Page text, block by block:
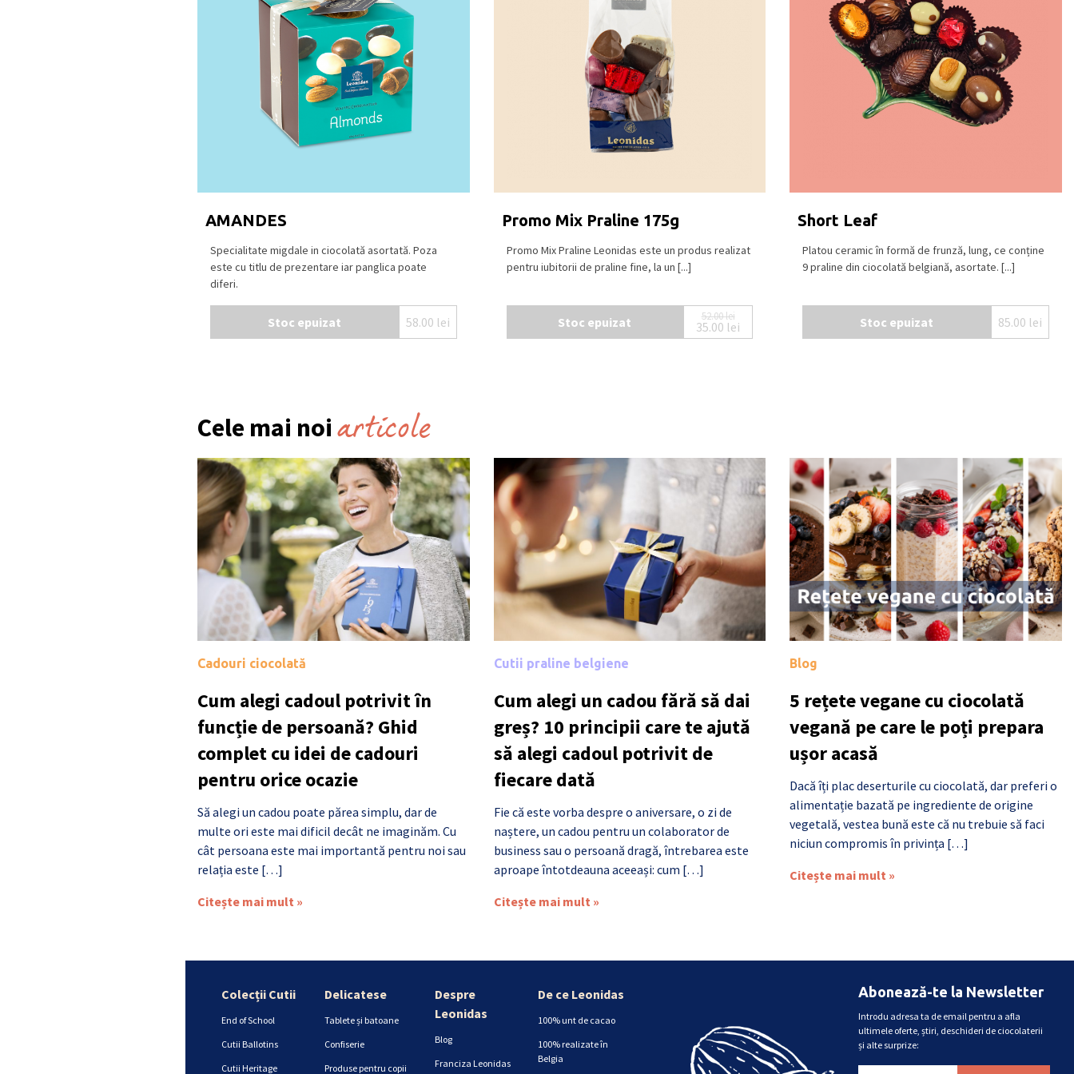
(min. 72% cacao), ciocolată cuLAPTE
Se păstrează la loc uscat și răcoros, la o temperatură între 15⁰C –
Produs în Belgia.
AMANDES
Specialitate migdale in ciocolată asortată. Poza
este cu titlu de prezentare iar panglica poate
diferi.
Stoc epuizat 58.00 lei
Promo Mix Praline 175g
Promo Mix Praline Leonidas este un produs realizat
pentru iubitorii de praline fine, la un [...]
Stoc epuizat 52.00lei
Prețul inițial a fost: 52.00 lei.
35.00 lei
Prețul curent este: 35.00 lei.
Short Leaf
Platou ceramic în formă de frunză, lung, ce conține
9 praline din ciocolată belgiană, asortate. [...]
Stoc epuizat 85.00 lei
Cele mai noi articole
Cadouri ciocolată
Cum alegi cadoul potrivit în
funcție de persoană? Ghid
complet cu idei de cadouri
pentru orice ocazie
Să alegi un cadou poate părea simplu, dar de
multe ori este mai dificil decât ne imaginăm. Cu
cât persoana este mai importantă pentru noi sau
relația este […]
Citește mai mult »
Cutii praline belgiene
Cum alegi un cadou fără să dai
greș? 10 principii care te ajută
să alegi cadoul potrivit de
fiecare dată
Fie că este vorba despre o aniversare, o zi de
naștere, un cadou pentru un colaborator de
business sau o persoană dragă, întrebarea este
aproape întotdeauna aceeași: cum […]
Citește mai mult »
Blog
5 rețete vegane cu ciocolată
vegană pe care le poți prepara
ușor acasă
Dacă îți plac deserturile cu ciocolată, dar preferi o
alimentație bazată pe ingrediente de origine
vegetală, vestea bună este că nu trebuie să faci
niciun compromis în privința […]
Citește mai mult »
Colecții Cutii
End of School
Cutii Ballotins
Cutii Heritage
Delicatese
Tablete și batoane
Confiserie
Produse pentru copii
Despre
Leonidas
Blog
Franciza Leonidas
De ce Leonidas
100% unt de cacao
100% realizate în
Belgia
Abonează-te la Newsletter
Introdu adresa ta de email pentru a afla
ultimele oferte, știri, deschideri de ciocolaterii
și alte surprize: